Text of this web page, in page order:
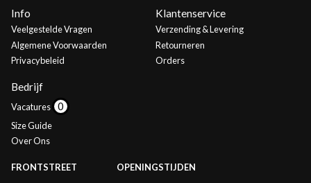
Info
Veelgestelde Vragen
Algemene Voorwaarden
Privacybeleid
Klantenservice
Verzending & Levering
Retourneren
Orders
Bedrijf
Vacatures
Size Guide
Over Ons
FRONTSTREET
OPENINGSTIJDEN